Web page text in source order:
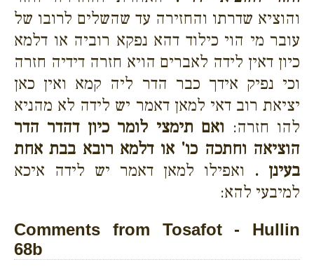
והוציא שדרתו והחזירה עד שהשלים לרובו של
עובר מי הוי כילוד דהא נפקא רוביה או דלמא
כיון דאין לידה לאברים הויא חזרה דידיה חזרה
וכי נפיק אידך כבר הדר ליה קמא ואין כאן
יציאת רוב דאי למאן דאמר יש לידה לא מהניא
להו חזרה: ואם תימצי לומר כיון דהדר הדר
הוציאה וחתכה כו' או דלמא רובא בבת אחת
בעינן . ואפילו למאן דאמר יש לידה איכא
למיבעי להא:
Comments from Tosafot - Hullin
68b